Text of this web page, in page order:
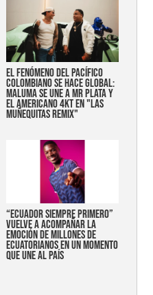
EL FENÓMENO DEL PACÍFICO
COLOMBIANO SE HACE GLOBAL:
MALUMA SE UNE A MR PLATA Y
EL AMERICANO 4KT EN "LAS
MUÑEQUITAS REMIX"
“Ecuador siempre primero”
vuelve a acompañar la
emoción de millones de
ecuatorianos en un momento
que une al país